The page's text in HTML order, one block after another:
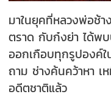
มาในยุคที่หลวงพ่อช้า
ตราด กับก๋งย่า ได้พบ
ออกเกือบทุกรูปองค์
ถาม ช่างค้นคว้าหา เ
อดีตชาติแล้ว